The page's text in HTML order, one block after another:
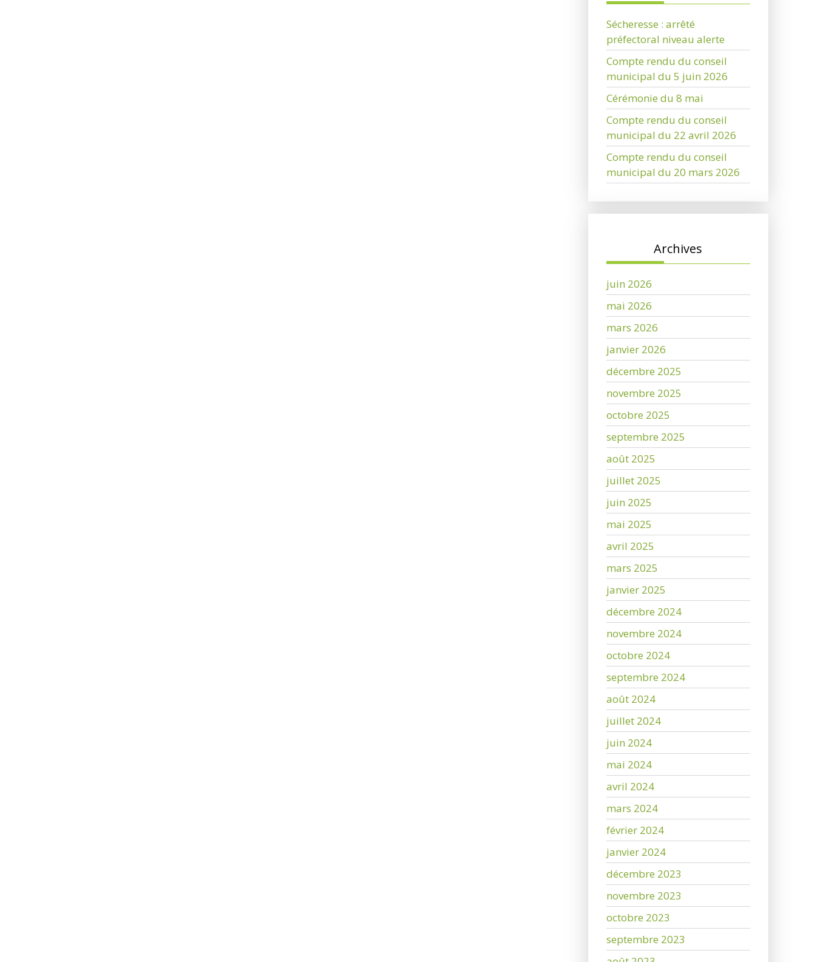
Sécheresse : arrêté
préfectoral niveau alerte
Compte rendu du conseil
municipal du 5 juin 2026
Cérémonie du 8 mai
Compte rendu du conseil
municipal du 22 avril 2026
Compte rendu du conseil
municipal du 20 mars 2026
Archives
juin 2026
mai 2026
mars 2026
janvier 2026
décembre 2025
novembre 2025
octobre 2025
septembre 2025
août 2025
juillet 2025
juin 2025
mai 2025
avril 2025
mars 2025
janvier 2025
décembre 2024
novembre 2024
octobre 2024
septembre 2024
août 2024
juillet 2024
juin 2024
mai 2024
avril 2024
mars 2024
février 2024
janvier 2024
décembre 2023
novembre 2023
octobre 2023
septembre 2023